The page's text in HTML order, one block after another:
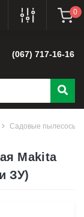
0
(067) 717-16-16
Садовые пылесосы и
Makita
ЗУ)